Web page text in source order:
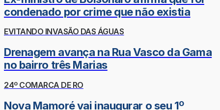
condenado por crime que não existia
EVITANDO INVASÃO DAS ÁGUAS
Drenagem avança na Rua Vasco da Gama
no bairro três Marias
24º COMARCA DE RO
Nova Mamoré vai inaugurar o seu 1º